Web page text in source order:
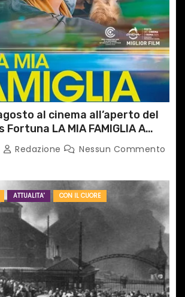
al cinema all’aperto del
LA MIA FAMIGLIA A
Redazione Nessun Commento
ATTUALITA' CON IL CUORE